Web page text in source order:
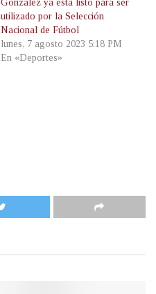
González ya está listo para ser
utilizado por la Selección
Nacional de Fútbol
lunes, 7 agosto 2023 5:18 PM
En «Deportes»